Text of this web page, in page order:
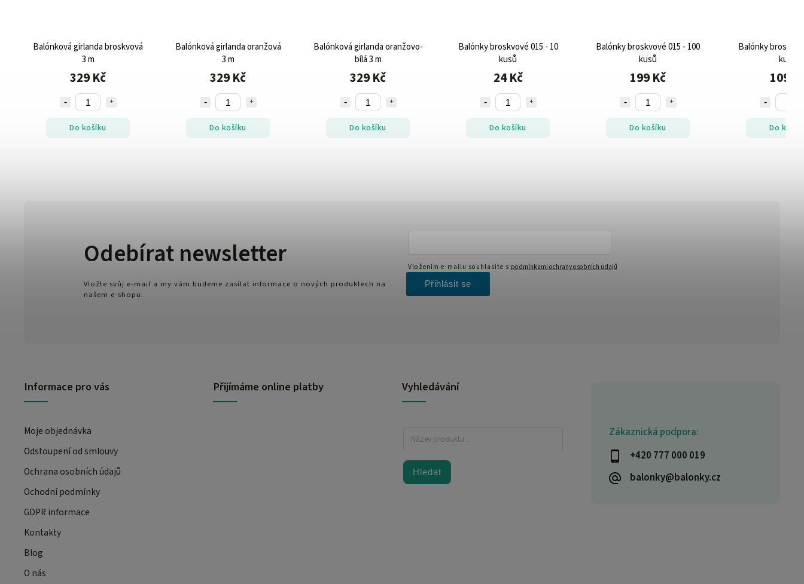
Balónková girlanda broskvová
3 m
329 Kč
Do košíku
Balónková girlanda oranžová
3 m
329 Kč
Do košíku
Balónková girlanda oranžovo-
bílá 3 m
329 Kč
Do košíku
Balónky broskvové 015 - 10
kusů
24 Kč
Do košíku
Balónky broskvové 015 - 100
kusů
199 Kč
Do košíku
Balónky
kusů
109
Do
Zákaznická podpora:
+420 777 000 019
balonky@balonky.cz
Informace pro vás
Moje objednávka
Odstoupení od smlouvy
Ochrana osobních údajů
Ochodní podmínky
GDPR informace
Kontakty
Blog
O nás
Přijímáme online platby Vyhledávání
Hledat
Odebírat newsletter
Vložte svůj e-mail a my vám budeme zasílat informace o nových produktech na
našem e-shopu.
Vložením e-mailu souhlasíte s podmínkami ochrany osobních údajů
Přihlásit se